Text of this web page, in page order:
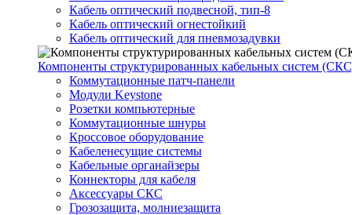
Кабель оптический подвесной, тип-8
Кабель оптический огнестойкий
Кабель оптический для пневмозадувки
Компоненты структурированных кабельных систем
Коммутационные патч-панели
Модули Keystone
Розетки компьютерные
Коммутационные шнуры
Кроссовое оборудование
Кабеленесущие системы
Кабельные органайзеры
Коннекторы для кабеля
Аксессуары СКС
Грозозащита, молниезащита